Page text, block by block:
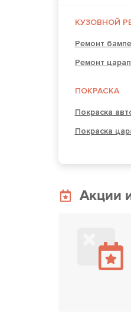
КУЗОВНОЙ
Ремонт
Ремонт
ПОКРАСКА
Покраска
Покраска
Акции